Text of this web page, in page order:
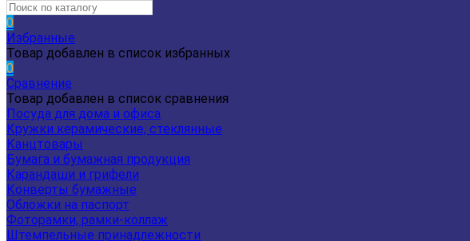
0
Избранные
Товар добавлен в список избранных
0
Сравнение
Товар добавлен в список сравнения
Посуда для дома и офиса
Кружки керамические, стеклянные
Канцтовары
Бумага и бумажная продукция
Карандаши и грифели
Конверты бумажные
Обложки на паспорт
Фоторамки, рамки-коллаж
Штемпельные принадлежности